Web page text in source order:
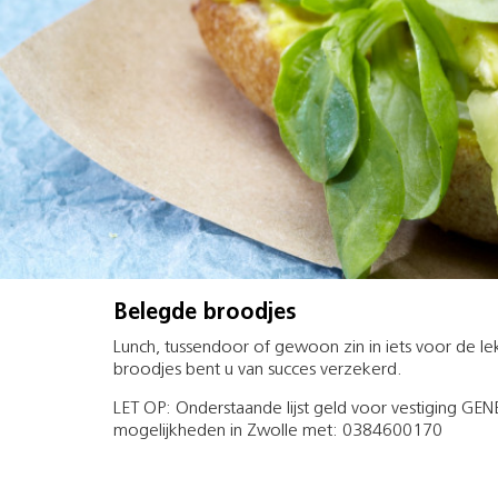
Belegde broodjes
Lunch, tussendoor of gewoon zin in iets voor de
broodjes bent u van succes verzekerd.
LET OP: Onderstaande lijst geld voor vestiging
mogelijkheden in Zwolle met: 0384600170